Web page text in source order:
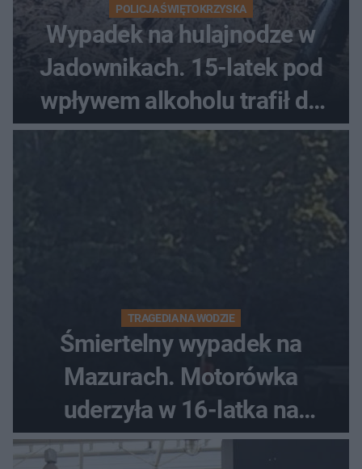
POLICJA ŚWIĘTOKRZYSKA
Wypadek na hulajnodze w
Jadownikach. 15-latek pod
wpływem alkoholu trafił do
szpitala
TRAGEDIA NA WODZIE
Śmiertelny wypadek na
Mazurach. Motorówka
uderzyła w 16-latka na
skuterze